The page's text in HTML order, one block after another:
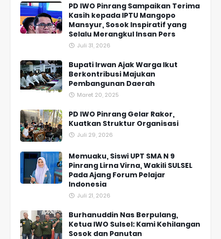
PD IWO Pinrang Sampaikan Terima
Kasih kepada IPTU Mangopo
Mansyur, Sosok Inspiratif yang
Selalu Merangkul Insan Pers
Juli 31, 2026
Bupati Irwan Ajak Warga Ikut
Berkontribusi Majukan
Pembangunan Daerah
Maret 20, 2025
PD IWO Pinrang Gelar Rakor,
Kuatkan Struktur Organisasi
Juli 29, 2026
Memuaku, Siswi UPT SMA N 9
Pinrang Lirna Virna, Wakili SULSEL
Pada Ajang Forum Pelajar
Indonesia
Juli 21, 2026
Burhanuddin Nas Berpulang,
Ketua IWO Sulsel: Kami Kehilangan
Sosok dan Panutan